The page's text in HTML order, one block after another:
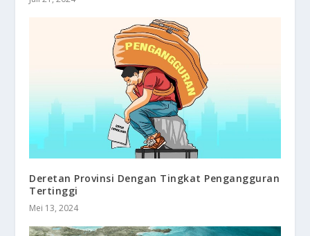
Deretan Provinsi Dengan Tingkat Pengangguran
Tertinggi
Mei 13, 2024